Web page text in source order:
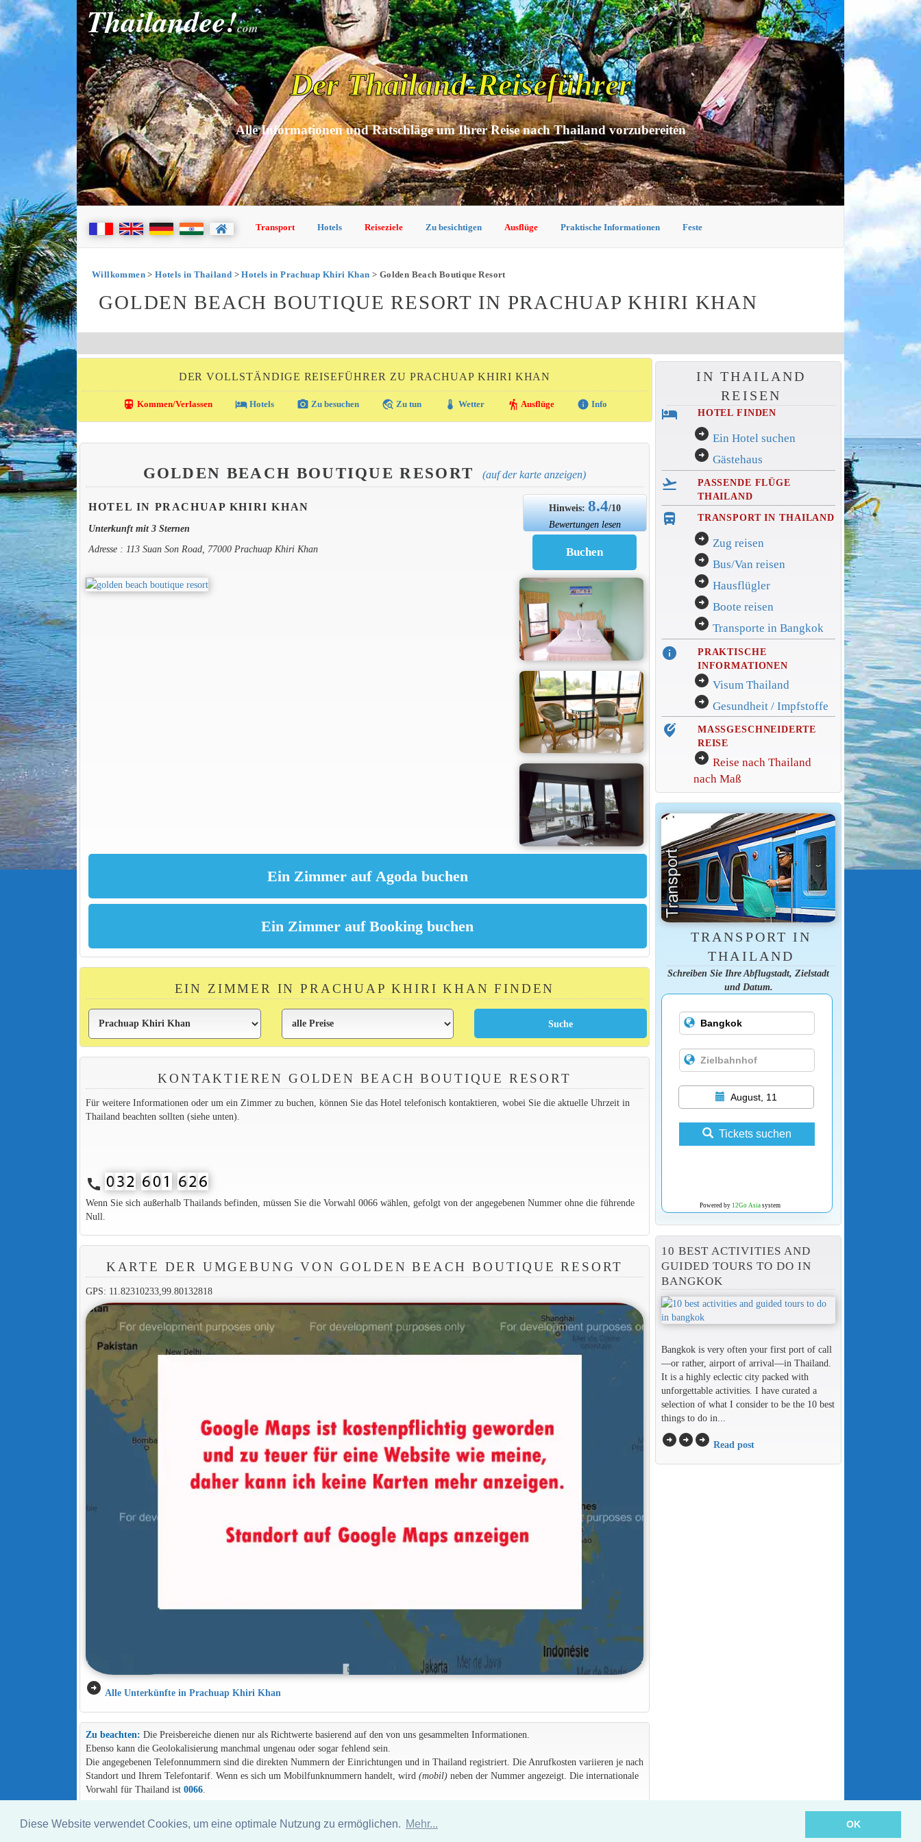
Diese Website verwendet Cookies, um eine optimale Nutzung zu ermöglichen. Mehr... OK
Thailandee!com
Der Thailand-Reiseführer
Alle Informationen und Ratschläge um Ihrer Reise nach Thailand vorzubereiten
Transport Hotels Reiseziele Zu besichtigen Ausflüge Praktische Informationen Feste
Willkommen>Hotels in Thailand >Hotels in Prachuap Khiri Khan > Golden Beach Boutique Resort
GOLDEN BEACH BOUTIQUE RESORT IN PRACHUAP KHIRI KHAN
DER VOLLSTÄNDIGE REISEFÜHRER ZU PRACHUAP KHIRI KHAN
directions_transit Kommen/Verlassen local_hotelHotels photo_camera Zu besuchen travel_explore Zu tun thermostat Wetter hiking Ausflüge info Info
GOLDEN BEACH BOUTIQUE RESORT (auf der karte anzeigen)
HOTEL IN PRACHUAP KHIRI KHAN
Unterkunft mit 3 Sternen
Adresse : 113 Suan Son Road, 77000 Prachuap Khiri Khan
Hinweis:8.4/10
Bewertungen lesen
EIN ZIMMER IN PRACHUAP KHIRI KHAN FINDEN
KONTAKTIEREN GOLDEN BEACH BOUTIQUE RESORT
Für weitere Informationen oder um ein Zimmer zu buchen, können Sie das Hotel telefonisch kontaktieren, wobei Sie die aktuelle Uhrzeit in
Thailand beachten sollten (siehe unten).
call
Wenn Sie sich außerhalb Thailands befinden, müssen Sie die Vorwahl 0066 wählen, gefolgt von der angegebenen Nummer ohne die führende
Null.
KARTE DER UMGEBUNG VON GOLDEN BEACH BOUTIQUE RESORT
GPS: 11.82310233,99.80132818
arrow_circle_right Alle Unterkünfte in Prachuap Khiri Khan
Zu beachten: Die Preisbereiche dienen nur als Richtwerte basierend auf den von uns gesammelten Informationen.
Ebenso kann die Geolokalisierung manchmal ungenau oder sogar fehlend sein.
Die angegebenen Telefonnummern sind die direkten Nummern der Einrichtungen und in Thailand registriert. Die Anrufkosten variieren je nach
Standort und Ihrem Telefontarif. Wenn es sich um Mobilfunknummern handelt, wird (mobil)neben der Nummer angezeigt. Die internationale
Vorwahl für Thailand ist 0066.
IN THAILAND
REISEN
hotel HOTEL FINDEN
arrow_circle_right Ein Hotel suchen
arrow_circle_right Gästehaus
flight_takeoff
PASSENDE FLÜGE
THAILAND
directions_bus_filled TRANSPORT IN THAILAND
arrow_circle_right Zug reisen
arrow_circle_right Bus/Van reisen
arrow_circle_right Hausflügler
arrow_circle_right Boote reisen
arrow_circle_right Transporte in Bangkok
info
PRAKTISCHE
INFORMATIONEN
arrow_circle_right Visum Thailand
arrow_circle_right Gesundheit / Impfstoffe
edit_location_alt
MASSGESCHNEIDERTE
REISE
arrow_circle_right Reise nach Thailand
nach Maß
TRANSPORT IN
THAILAND
Schreiben Sie Ihre Abflugstadt, Zielstadt
und Datum.
August, 11
Tickets suchen
Powered by 12Go Asiasystem
10 BEST ACTIVITIES AND
GUIDED TOURS TO DO IN
BANGKOK
Bangkok is very often your first port of call
—or rather, airport of arrival—in Thailand.
It is a highly eclectic city packed with
unforgettable activities. I have curated a
selection of what I consider to be the 10 best
things to do in...
arrow_circle_rightarrow_circle_rightarrow_circle_right Read post
Hotelverzeichnis Thailand